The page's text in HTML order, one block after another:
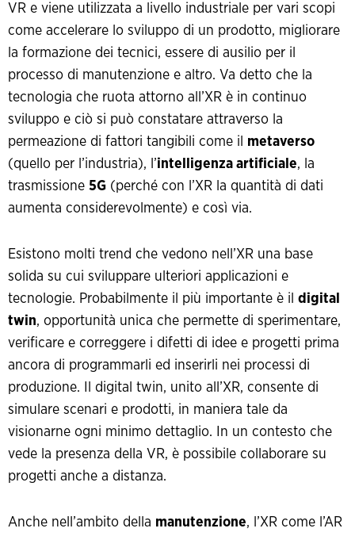
VR e viene utilizzata a livello industriale per vari scopi
come accelerare lo sviluppo di un prodotto, migliorare
la formazione dei tecnici, essere di ausilio per il
processo di manutenzione e altro. Va detto che la
tecnologia che ruota attorno all’XR è in continuo
sviluppo e ciò si può constatare attraverso la
permeazione di fattori tangibili come il metaverso
(quello per l’industria), l’intelligenza artificiale, la
trasmissione 5G (perché con l’XR la quantità di dati
aumenta considerevolmente) e così via.
Esistono molti trend che vedono nell’XR una base
solida su cui sviluppare ulteriori applicazioni e
tecnologie. Probabilmente il più importante è il digital
twin, opportunità unica che permette di sperimentare,
verificare e correggere i difetti di idee e progetti prima
ancora di programmarli ed inserirli nei processi di
produzione. Il digital twin, unito all’XR, consente di
simulare scenari e prodotti, in maniera tale da
visionarne ogni minimo dettaglio. In un contesto che
vede la presenza della VR, è possibile collaborare su
progetti anche a distanza.
Anche nell’ambito della manutenzione, l’XR come l’AR